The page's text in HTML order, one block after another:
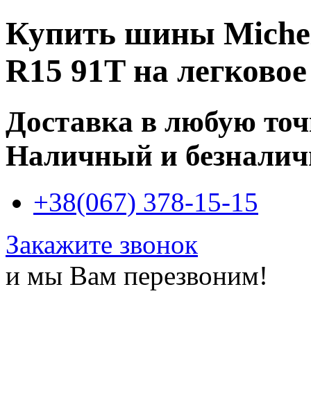
Купить шины
R15 91Tна
Доставка в любую
Наличный и
+38(067) 378-15-15
Закажите звонок
и мы Вам перезвоним!